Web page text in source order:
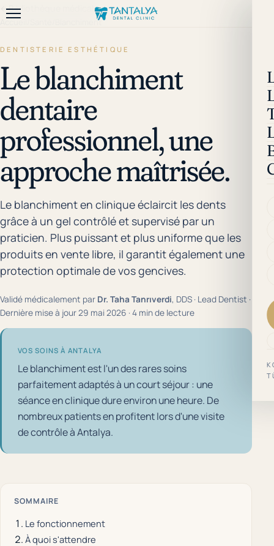
←Bibliothèque médicale
Accueil Blanchiment
DENTISTERIE ESTHÉTIQUE
Le blanchiment
dentaire
professionnel, une
approche maîtrisée.
Le blanchiment en clinique éclaircit les dents
grâce à un gel contrôlé et supervisé par un
praticien. Plus puissant et plus uniforme que les
produits en vente libre, il garantit également une
protection optimale de vos gencives.
Validé médicalement par Dr. Taha Tanrıverdi, DDS · Lead Dentist ·
Dernière mise à jour 29 mai 2026 · 4 min de lecture
VOS SOINS À ANTALYA
Le blanchiment est l'un des rares soins
parfaitement adaptés à un court séjour : une
séance en clinique dure environ une heure. De
nombreux patients en profitent lors d'une visite
de contrôle à Antalya.
SOMMAIRE
Le fonctionnement
À quoi s'attendre